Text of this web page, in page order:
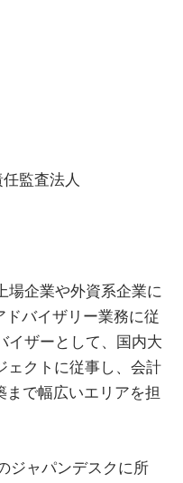
監査法人
場企業や外資系企業に
バイザリー業務に従
イザーとして、国内大
ェクトに従事し、会計
で幅広いエリアを担
ジャパンデスクに所